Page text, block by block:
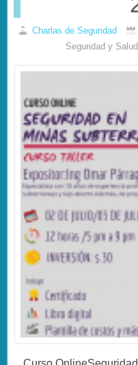
Charlas de Seguridad
Seguridad y Salud